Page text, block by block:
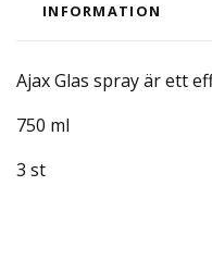
INFORMATION
Ajax Glas spray är ett
750 ml
3 st